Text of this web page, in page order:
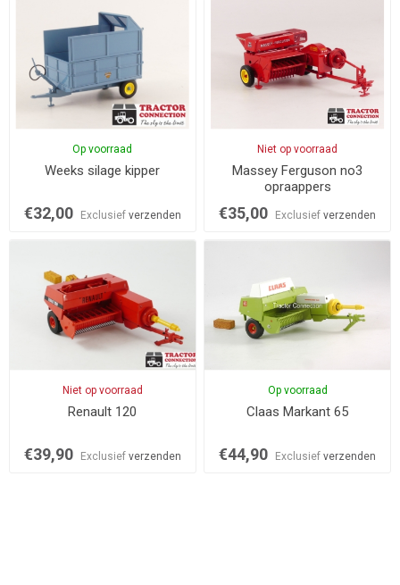
Op voorraad
Weeks silage kipper
€32,00 Exclusief verzenden
Niet op voorraad
Massey Ferguson no3
opraappers
€35,00 Exclusiefverzenden
Niet op voorraad
Renault 120
€39,90 Exclusief verzenden
Op voorraad
Claas Markant 65
€44,90 Exclusiefverzenden